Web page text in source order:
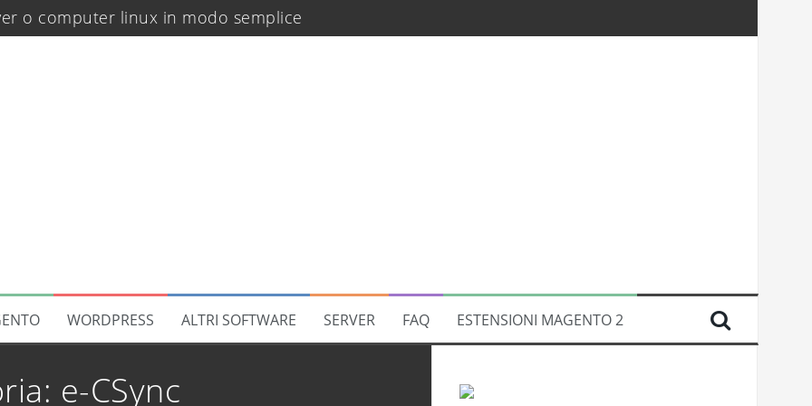
o computer linux in modo semplice
a catalogo in Magento 2
dopo un deploy
password
per gruppo clienti
WORDPRESS ALTRI SOFTWARE SERVER FAQ ESTENSIONI MAGENTO 2
e-CSync